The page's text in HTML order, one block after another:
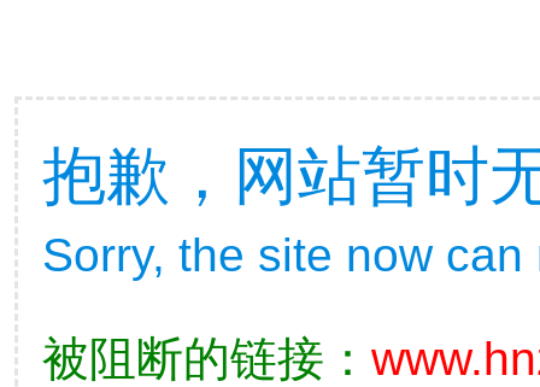
抱歉，网站暂时
Sorry, the site now
被阻断的链接：